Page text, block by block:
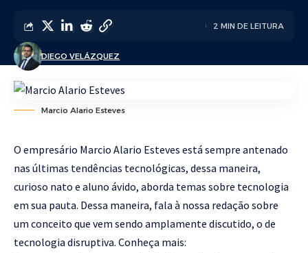
DIEGO VELÁZQUEZ
2 MIN DE LEITURA
Marcio Alario Esteves
O empresário Marcio Alario Esteves está sempre antenado
nas últimas tendências tecnológicas, dessa maneira,
curioso nato e aluno ávido, aborda temas sobre tecnologia
em sua pauta. Dessa maneira, fala à nossa redação sobre
um conceito que vem sendo amplamente discutido, o de
tecnologia disruptiva. Conheça mais: